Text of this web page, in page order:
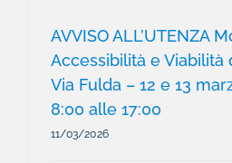
AVVISO ALL’UTENZA
Accessibilità e Viabilità
Via Fulda – 12 e 13
8:00 alle 17:00
11/03/2026